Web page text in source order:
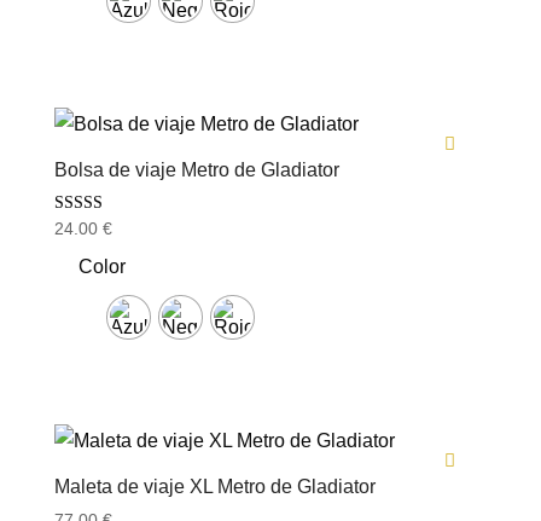
Bolsa de viaje Metro de Gladiator
Valorado con
de 5
24.00 €
Color
Maleta de viaje XL Metro de Gladiator